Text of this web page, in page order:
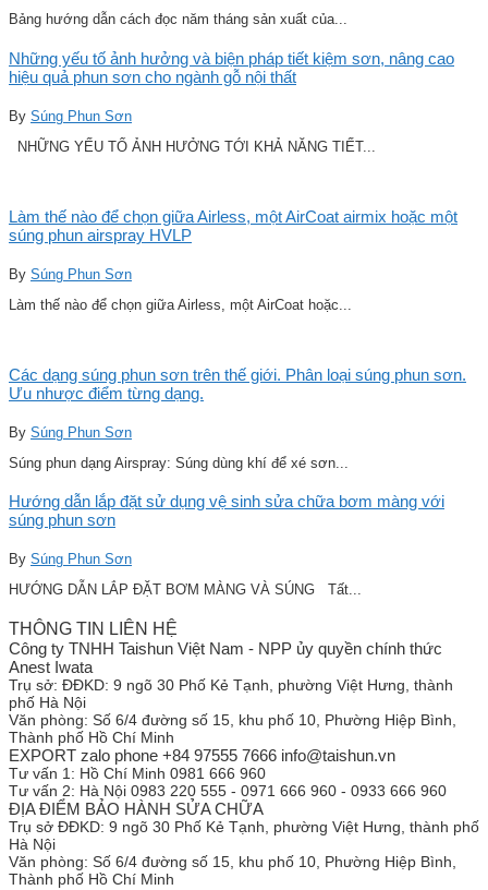
Bảng hướng dẫn cách đọc năm tháng sản xuất của...
Những yếu tố ảnh hưởng và biện pháp tiết kiệm sơn, nâng cao
hiệu quả phun sơn cho ngành gỗ nội thất
By Súng Phun Sơn
NHỮNG YẾU TỐ ẢNH HƯỞNG TỚI KHẢ NĂNG TIẾT...
Làm thế nào để chọn giữa Airless, một AirCoat airmix hoặc một
súng phun airspray HVLP
By Súng Phun Sơn
Làm thế nào để chọn giữa Airless, một AirCoat hoặc...
Các dạng súng phun sơn trên thế giới. Phân loại súng phun sơn.
Ưu nhược điểm từng dạng.
By Súng Phun Sơn
Súng phun dạng Airspray: Súng dùng khí để xé sơn...
Hướng dẫn lắp đặt sử dụng vệ sinh sửa chữa bơm màng với
súng phun sơn
By Súng Phun Sơn
HƯỚNG DẪN LẮP ĐẶT BƠM MÀNG VÀ SÚNG Tất...
THÔNG TIN LIÊN HỆ
Công ty TNHH Taishun Việt Nam - NPP ủy quyền chính thức
Anest Iwata
Trụ sở: ĐĐKD: 9 ngõ 30 Phố Kẻ Tạnh, phường Việt Hưng, thành
phố Hà Nội
Văn phòng: Số 6/4 đường số 15, khu phố 10, Phường Hiệp Bình,
Thành phố Hồ Chí Minh
EXPORT zalo phone +84 97555 7666 info@taishun.vn
Tư vấn 1: Hồ Chí Minh 0981 666 960
Tư vấn 2: Hà Nội 0983 220 555 - 0971 666 960 - 0933 666 960
ĐỊA ĐIỂM BẢO HÀNH SỬA CHỮA
Trụ sở ĐĐKD: 9 ngõ 30 Phố Kẻ Tạnh, phường Việt Hưng, thành phố
Hà Nội
Văn phòng: Số 6/4 đường số 15, khu phố 10, Phường Hiệp Bình,
Thành phố Hồ Chí Minh